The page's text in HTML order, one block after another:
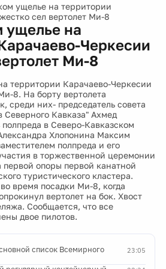
ущелье на территории
сел вертолет Ми-8
ущелье на
Черкесии
Ми-8
территории Карачаево-Черкесии
8. На борту вертолета
среди них- председатель совета
Северного Кавказа" Ахмед
полпреда в Северо-Кавказском
Хлопонина Максим
полпреда и его
в торжественной церемонии
первой опоры первой канатной
туристического кластера.
время посадки Ми-8, когда
вертолет на бок. Хвост
Сообщается, что все
двое пилотов.
23:05
список Всемирного